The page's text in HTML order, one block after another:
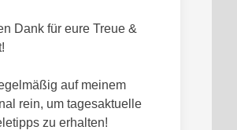
Dank für eure Treue &
auf meinem
rein, um tagesaktuelle
zu erhalten!